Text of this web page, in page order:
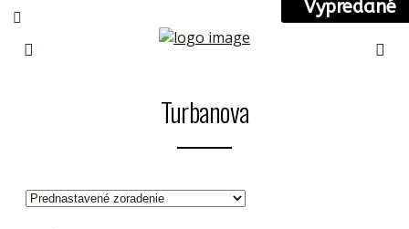
Turbanova
Vypredané